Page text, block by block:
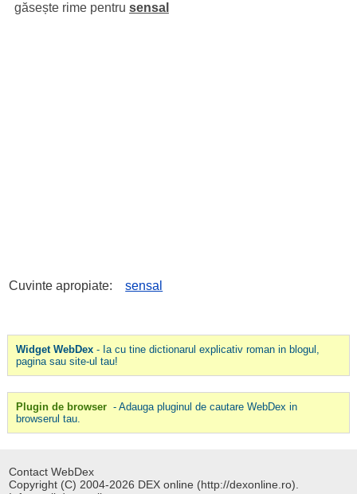
găsește rime pentru sensal
Cuvinte apropiate: sensal
Widget WebDex- Ia cu tine dictionarul explicativ roman in blogul,
pagina sau site-ul tau!
Plugin de browser - Adauga pluginul de cautare WebDex in
browserul tau.
Contact WebDex
Copyright (C) 2004-2026 DEX online (http://dexonline.ro).